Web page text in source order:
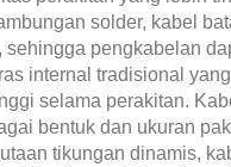
solder, kabel
pengkabelan
internal tradisional
selama perakitan.
bentuk dan ukuran
tikungan dinamis,